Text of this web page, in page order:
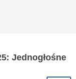
Jednogłośne